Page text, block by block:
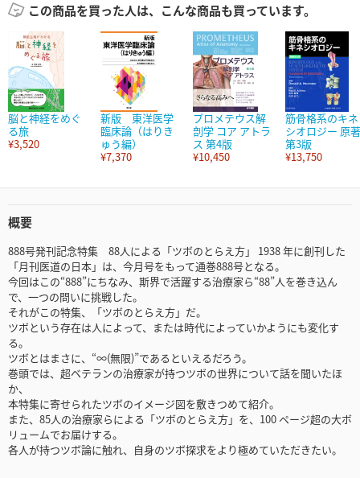
この商品を買った人は、こんな商品も買っています。
脳と神経をめぐ
る旅
¥3,520
新版 東洋医学
臨床論（はりき
ゅう編）
¥7,370
プロメテウス解
剖学 コア アトラ
ス 第4版
¥10,450
筋骨格系のキネ
シオロジー 原著
第3版
¥13,750
概要
888号発刊記念特集 88人による「ツボのとらえ方」 1938 年に創刊した
「月刊医道の日本」は、今月号をもって通巻888号となる。
今回はこの“888”にちなみ、斯界で活躍する治療家ら“88”人を巻き込ん
で、一つの問いに挑戦した。
それがこの特集、「ツボのとらえ方」だ。
ツボという存在は人によって、または時代によっていかようにも変化す
る。
ツボとはまさに、“∞(無限)”であるといえるだろう。
巻頭では、超ベテランの治療家が持つツボの世界について話を聞いたほ
か、
本特集に寄せられたツボのイメージ図を敷きつめて紹介。
また、85人の治療家らによる「ツボのとらえ方」を、100 ページ超の大ボ
リュームでお届けする。
各人が持つツボ論に触れ、自身のツボ探求をより極めていただきたい。